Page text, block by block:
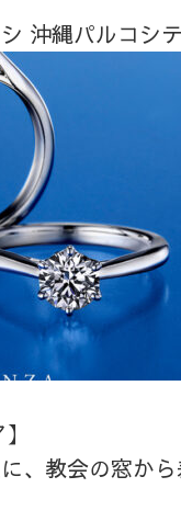
沖縄パルコシ
、教会の窓か